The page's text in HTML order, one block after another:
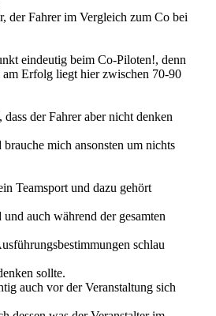
der Fahrer im Vergleich zum Co bei
eindeutig beim Co-Piloten!, denn
Erfolg liegt hier zwischen 70-90
der Fahrer aber nicht denken
mich ansonsten um nichts
Teamsport und dazu gehört
auch während der gesamten
schlau
sollte.
auch vor der Veranstaltung sich